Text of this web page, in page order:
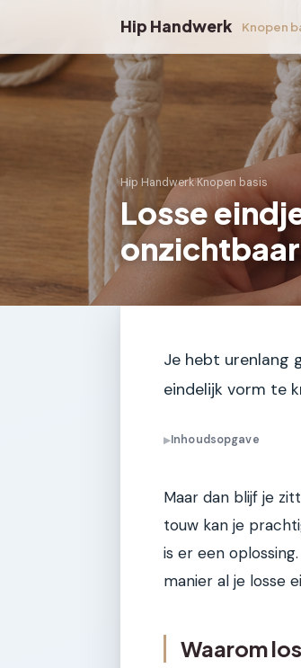
Hip Handwerk Knopen
Hip Handwerk›Knopen basis
Losse
Je hebt urenlang
eindelijk vorm te
▶Inhoudsopgave
Maar dan blijf je
touw kan je
is er een
manier al je losse
Waarom